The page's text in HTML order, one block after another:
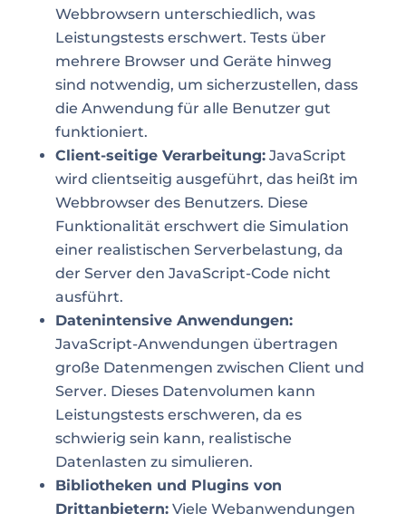
Webbrowsern unterschiedlich, was
Leistungstests erschwert. Tests über
mehrere Browser und Geräte hinweg
sind notwendig, um sicherzustellen, dass
die Anwendung für alle Benutzer gut
funktioniert.
Client-seitige Verarbeitung:JavaScript
wird clientseitig ausgeführt, das heißt im
Webbrowser des Benutzers. Diese
Funktionalität erschwert die Simulation
einer realistischen Serverbelastung, da
der Server den JavaScript-Code nicht
ausführt.
Datenintensive Anwendungen:
JavaScript-Anwendungen übertragen
große Datenmengen zwischen Client und
Server. Dieses Datenvolumen kann
Leistungstests erschweren, da es
schwierig sein kann, realistische
Datenlasten zu simulieren.
Bibliotheken und Plugins von
Drittanbietern:Viele Webanwendungen